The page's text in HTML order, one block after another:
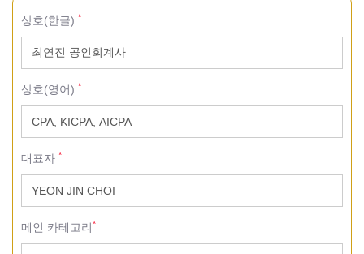
상호(한글) *
상호(영어) *
대표자 *
메인 카테고리*